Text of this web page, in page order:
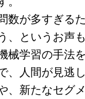
数が多すぎる
、というお声
械学習の手法
、人間が見逃
、新たなセグ